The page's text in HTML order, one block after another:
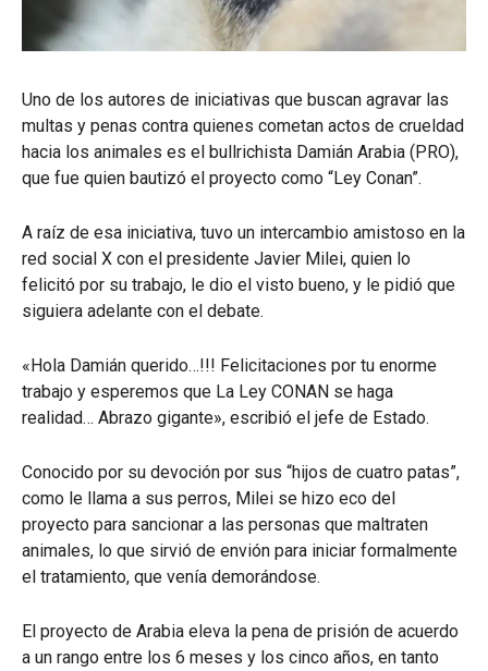
Uno de los autores de iniciativas que buscan agravar las
multas y penas contra quienes cometan actos de crueldad
hacia los animales es el bullrichista Damián Arabia (PRO),
que fue quien bautizó el proyecto como “Ley Conan”.
A raíz de esa iniciativa, tuvo un intercambio amistoso en la
red social X con el presidente Javier Milei, quien lo
felicitó por su trabajo, le dio el visto bueno, y le pidió que
siguiera adelante con el debate.
«Hola Damián querido…!!! Felicitaciones por tu enorme
trabajo y esperemos que La Ley CONAN se haga
realidad… Abrazo gigante», escribió el jefe de Estado.
Conocido por su devoción por sus “hijos de cuatro patas”,
como le llama a sus perros, Milei se hizo eco del
proyecto para sancionar a las personas que maltraten
animales, lo que sirvió de envión para iniciar formalmente
el tratamiento, que venía demorándose.
El proyecto de Arabia eleva la pena de prisión de acuerdo
a un rango entre los 6 meses y los cinco años, en tanto